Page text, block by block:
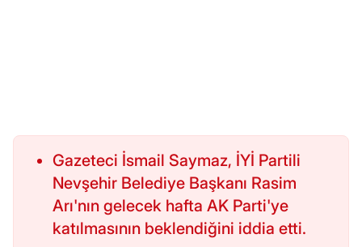
Gazeteci İsmail Saymaz, İYİ Partili
Nevşehir Belediye Başkanı Rasim
Arı'nın gelecek hafta AK Parti'ye
katılmasının beklendiğini iddia etti.